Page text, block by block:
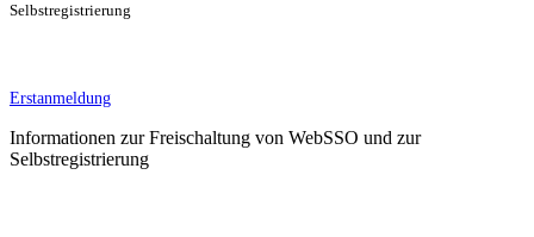
Selbstregistrierung
Erstanmeldung
Informationen zur Freischaltung von WebSSO und zur
Selbstregistrierung